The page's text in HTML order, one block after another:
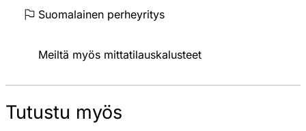
Suomalainen perheyritys
Meiltä myös mittatilauskalusteet
Tutustu myös